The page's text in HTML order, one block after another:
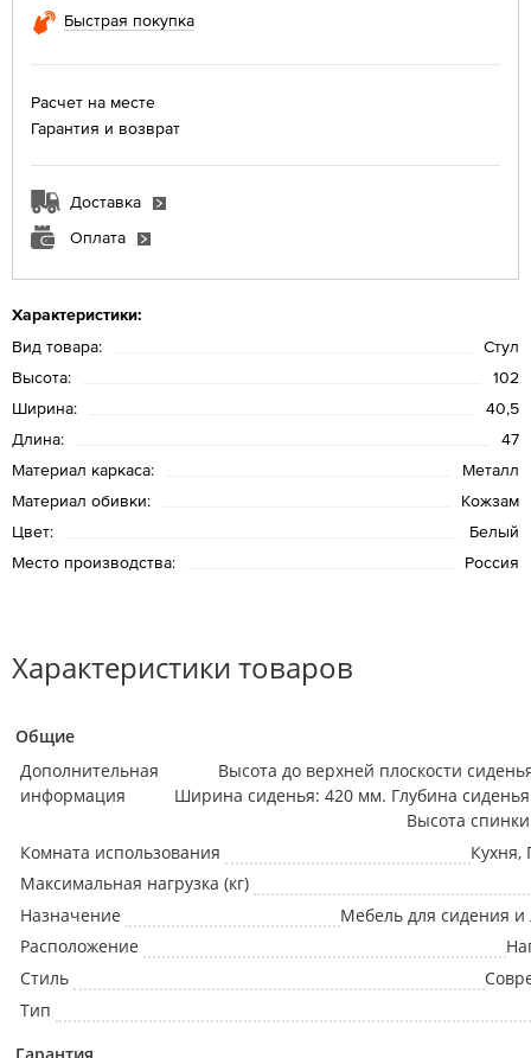
Характеристики:
Вид товара:
Стул
Высота:
102
Ширина:
40,5
Длина:
47
Материал каркаса:
Металл
Материал обивки:
Кожзам
Цвет:
Белый
Место производства:
Россия
Быстрая покупка
Расчет на месте
Гарантия и возврат
Доставка
Оплата
Характеристики товаров
Общие
Дополнительная
информация
Высота до верхней плоскости
Ширина сиденья: 420 мм. Глубина
Высота
Комната использования
Кухня,
Максимальная нагрузка (кг)
Назначение
Мебель для сидения
Расположение
Стиль
Тип